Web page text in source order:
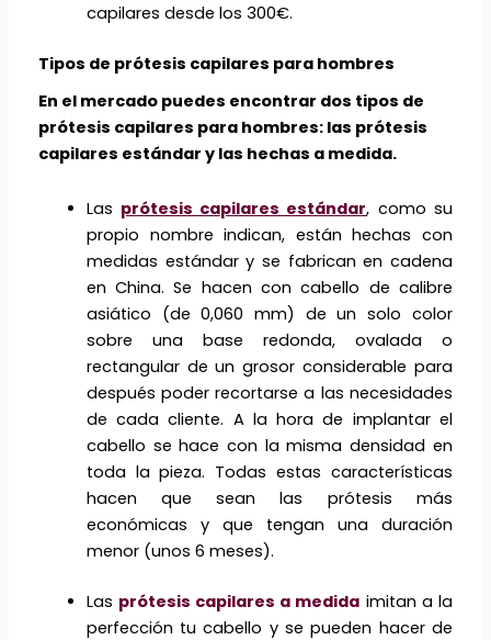
capilares desde los 300€.
Tipos de prótesis capilares para hombres
En el mercado puedes encontrar dos tipos de
prótesis capilares para hombres: las prótesis
capilares estándar y las hechas a medida.
Las prótesis capilares estándar, como su
propio nombre indican, están hechas con
medidas estándar y se fabrican en cadena
en China. Se hacen con cabello de calibre
asiático (de 0,060 mm) de un solo color
sobre una base redonda, ovalada o
rectangular de un grosor considerable para
después poder recortarse a las necesidades
de cada cliente. A la hora de implantar el
cabello se hace con la misma densidad en
toda la pieza. Todas estas características
hacen que sean las prótesis más
económicas y que tengan una duración
menor (unos 6 meses).
Las prótesis capilares a medida imitan a la
perfección tu cabello y se pueden hacer de